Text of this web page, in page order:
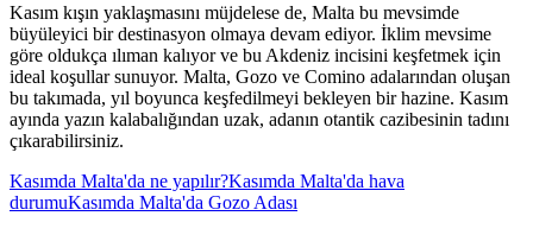
Kasım kışın yaklaşmasını müjdelese de, Malta bu mevsimde
büyüleyici bir destinasyon olmaya devam ediyor. İklim mevsime
göre oldukça ılıman kalıyor ve bu Akdeniz incisini keşfetmek için
ideal koşullar sunuyor. Malta, Gozo ve Comino adalarından oluşan
bu takımada, yıl boyunca keşfedilmeyi bekleyen bir hazine. Kasım
ayında yazın kalabalığından uzak, adanın otantik cazibesinin tadını
çıkarabilirsiniz.
Kasımda Malta'da ne yapılır?Kasımda Malta'da hava
durumuKasımda Malta'da Gozo Adası